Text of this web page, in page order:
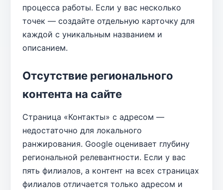
процесса работы. Если у вас несколько
точек — создайте отдельную карточку для
каждой с уникальным названием и
описанием.
Отсутствие регионального
контента на сайте
Страница «Контакты» с адресом —
недостаточно для локального
ранжирования. Google оценивает глубину
региональной релевантности. Если у вас
пять филиалов, а контент на всех страницах
филиалов отличается только адресом и